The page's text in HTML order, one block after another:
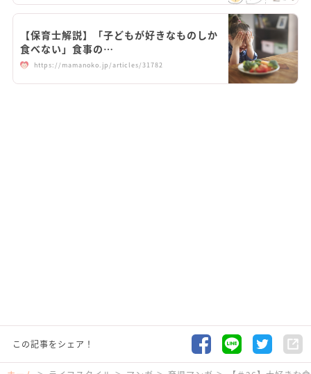
【保育士解説】「子どもが好きなものしか
食べない」食事の…
https://mamanoko.jp/articles/31782
この記事をシェア！